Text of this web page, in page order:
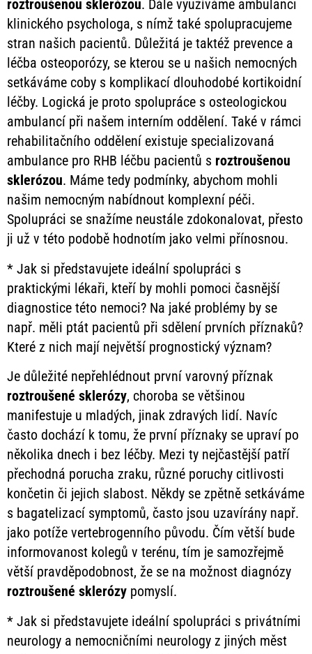
roztroušenou sklerózou. Dále využíváme ambulanci
klinického psychologa, s nímž také spolupracujeme
stran našich pacientů. Důležitá je taktéž prevence a
léčba osteoporózy, se kterou se u našich nemocných
setkáváme coby s komplikací dlouhodobé kortikoidní
léčby. Logická je proto spolupráce s osteologickou
ambulancí při našem interním oddělení. Také v rámci
rehabilitačního oddělení existuje specializovaná
ambulance pro RHB léčbu pacientů s roztroušenou
sklerózou. Máme tedy podmínky, abychom mohli
našim nemocným nabídnout komplexní péči.
Spolupráci se snažíme neustále zdokonalovat, přesto
ji už v této podobě hodnotím jako velmi přínosnou.
* Jak si představujete ideální spolupráci s
praktickými lékaři, kteří by mohli pomoci časnější
diagnostice této nemoci? Na jaké problémy by se
např. měli ptát pacientů při sdělení prvních příznaků?
Které z nich mají největší prognostický význam?
Je důležité nepřehlédnout první varovný příznak
roztroušené sklerózy, choroba se většinou
manifestuje u mladých, jinak zdravých lidí. Navíc
často dochází k tomu, že první příznaky se upraví po
několika dnech i bez léčby. Mezi ty nejčastější patří
přechodná porucha zraku, různé poruchy citlivosti
končetin či jejich slabost. Někdy se zpětně setkáváme
s bagatelizací symptomů, často jsou uzavírány např.
jako potíže vertebrogenního původu. Čím větší bude
informovanost kolegů v terénu, tím je samozřejmě
větší pravděpodobnost, že se na možnost diagnózy
roztroušené sklerózy pomyslí.
* Jak si představujete ideální spolupráci s privátními
neurology a nemocničními neurology z jiných měst